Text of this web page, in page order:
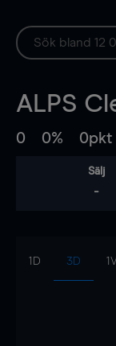
ALPS
0 0% 0pkt
Sälj
-
1D 3D 1V